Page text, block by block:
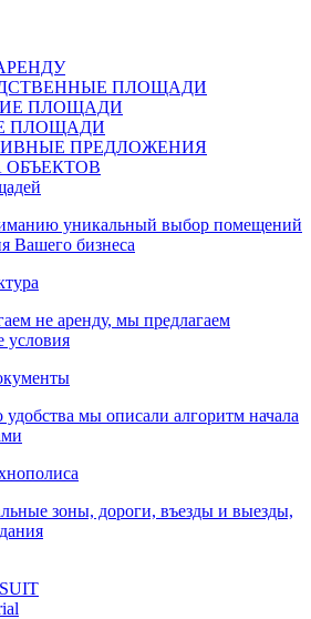
ПЛОЩАДИ
ПЛОЩАДИ
ПЛОЩАДИ
ПРЕДЛОЖЕНИЯ
уникальный выбор помещений
Вашего бизнеса
не аренду, мы предлагаем
условия
мы описали алгоритм начала
зоны, дороги, въезды и выезды,